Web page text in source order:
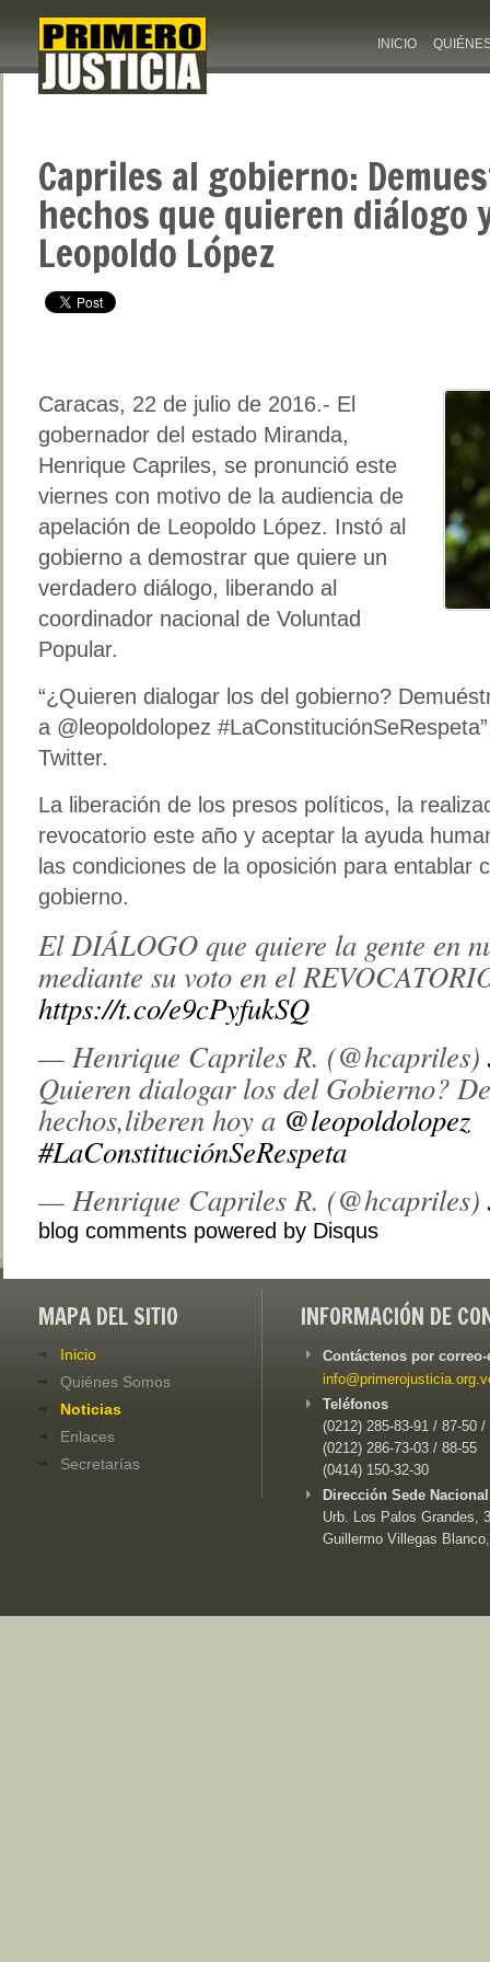
INICIO
Capriles al gobierno:
hechos que quieren diálogo
Leopoldo López
Caracas, 22 de julio de 2016.- El
gobernador del estado Miranda,
Henrique Capriles, se pronunció este
viernes con motivo de la audiencia de
apelación de Leopoldo López. Instó al
gobierno a demostrar que quiere un
verdadero diálogo, liberando al
coordinador nacional de Voluntad
Popular.
“¿Quieren dialogar los del gobierno?
a @leopoldolopez
Twitter.
La liberación de los presos políticos, la
revocatorio este año y aceptar la ayuda
las condiciones de la oposición para entablar
gobierno.
El DIÁLOGO que quiere la gente en
mediante su voto en el
https://t.co/e9cPyfukSQ
— Henrique Capriles R. (@hcapriles)
Quieren dialogar los del Gobierno?
hechos,liberen hoy a @leopoldolopez
#LaConstituciónSeRespeta
— Henrique Capriles R. (@hcapriles)
blog comments powered by Disqus
MAPA DEL SITIO
Inicio
Quiénes Somos
Noticias
Enlaces
Secretarías
INFORMACIÓN DE
Contáctenos por
Teléfonos
(0212) 285-83-91 / 87-50 /
(0212) 286-73-03 / 88-55
(0414) 150-32-30
Dirección Sede
Urb. Los Palos Grandes,
Guillermo Villegas